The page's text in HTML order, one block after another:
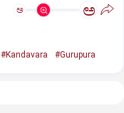
ಅ ಅ
#Kandavara #Gurupura